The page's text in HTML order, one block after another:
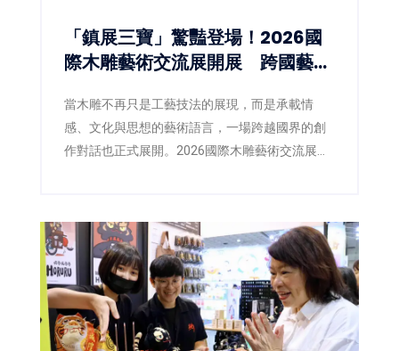
「鎮展三寶」驚豔登場！2026國
際木雕藝術交流展開展 跨國藝術
當木雕不再只是工藝技法的展現，而是承載情
感、文化與思想的藝術語言，一場跨越國界的創
作對話也正式展開。2026國際木雕藝術交流展即
英國及新加坡等5國、共40位藝術家齊聚展出，透
過不同文化背景與創作觀點，激盪出當代木雕藝
術的嶄新能量。同步登場的「2026臺灣國際木雕
競賽作品展」，也自67件參賽作品中精選45件入
選展出，並公布各類組得獎入圍名單，為年度木
雕藝術盛事揭開精彩序幕。